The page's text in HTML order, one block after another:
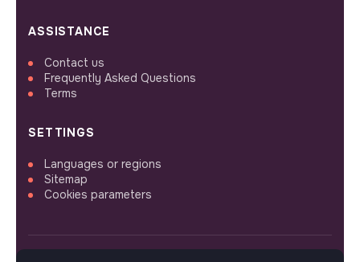
ASSISTANCE
Contact us
Frequently Asked Questions
Terms
SETTINGS
Languages or regions
Sitemap
Cookies parameters